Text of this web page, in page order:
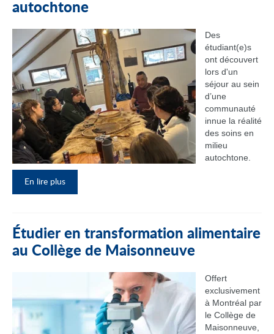
autochtone
Des
étudiant(e)s
ont découvert
lors d'un
séjour au sein
d’une
communauté
innue la réalité
des soins en
milieu
autochtone.
En lire plus
Étudier en transformation alimentaire
au Collège de Maisonneuve
Offert
exclusivement
à Montréal par
le Collège de
Maisonneuve,